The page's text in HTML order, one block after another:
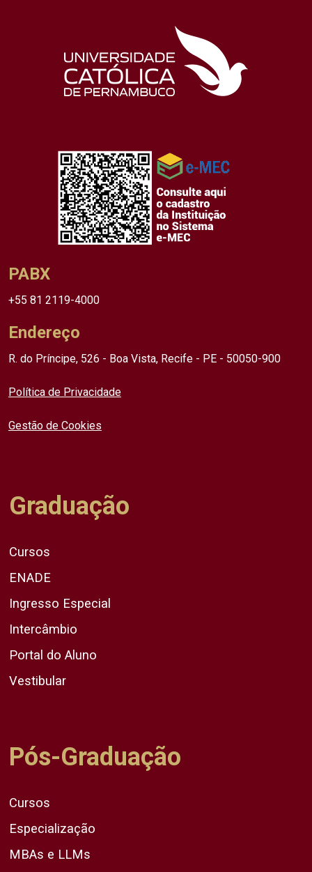
PABX
+55 81 2119-4000
Endereço
R. do Príncipe, 526 - Boa Vista, Recife - PE - 50050-900
Política de Privacidade
Gestão de Cookies
Graduação
Cursos
ENADE
Ingresso Especial
Intercâmbio
Portal do Aluno
Vestibular
Pós-Graduação
Cursos
Especialização
MBAs e LLMs